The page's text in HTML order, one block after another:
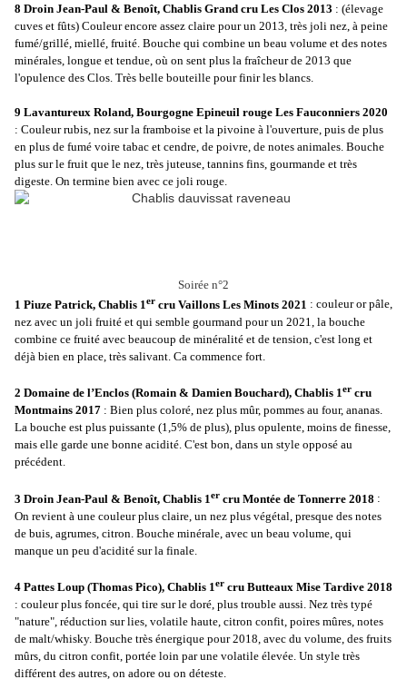
8 Droin Jean-Paul & Benoît, Chablis Grand cru Les Clos 2013 : (élevage
cuves et fûts) Couleur encore assez claire pour un 2013, très joli nez, à peine
fumé/grillé, miellé, fruité. Bouche qui combine un beau volume et des notes
minérales, longue et tendue, où on sent plus la fraîcheur de 2013 que
l'opulence des Clos. Très belle bouteille pour finir les blancs.
9 Lavantureux Roland, Bourgogne Epineuil rouge Les Fauconniers 2020
: Couleur rubis, nez sur la framboise et la pivoine à l'ouverture, puis de plus
en plus de fumé voire tabac et cendre, de poivre, de notes animales. Bouche
plus sur le fruit que le nez, très juteuse, tannins fins, gourmande et très
digeste. On termine bien avec ce joli rouge.
Soirée n°2
1 Piuze Patrick, Chablis 1er cru Vaillons Les Minots 2021 : couleur or pâle,
nez avec un joli fruité et qui semble gourmand pour un 2021, la bouche
combine ce fruité avec beaucoup de minéralité et de tension, c'est long et
déjà bien en place, très salivant. Ca commence fort.
2 Domaine de l’Enclos (Romain & Damien Bouchard), Chablis 1er cru
Montmains 2017 : Bien plus coloré, nez plus mûr, pommes au four, ananas.
La bouche est plus puissante (1,5% de plus), plus opulente, moins de finesse,
mais elle garde une bonne acidité. C'est bon, dans un style opposé au
précédent.
3 Droin Jean-Paul & Benoît, Chablis 1er cru Montée de Tonnerre 2018 :
On revient à une couleur plus claire, un nez plus végétal, presque des notes
de buis, agrumes, citron. Bouche minérale, avec un beau volume, qui
manque un peu d'acidité sur la finale.
4 Pattes Loup (Thomas Pico), Chablis 1er cru Butteaux Mise Tardive 2018
: couleur plus foncée, qui tire sur le doré, plus trouble aussi. Nez très typé
"nature", réduction sur lies, volatile haute, citron confit, poires mûres, notes
de malt/whisky. Bouche très énergique pour 2018, avec du volume, des fruits
mûrs, du citron confit, portée loin par une volatile élevée. Un style très
différent des autres, on adore ou on déteste.